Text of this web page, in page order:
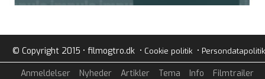
© Copyright 2015 • filmogtro.dk • Cookie politik• Persondatapolitik
Anmeldelser Nyheder Artikler Tema Info Filmtrailer